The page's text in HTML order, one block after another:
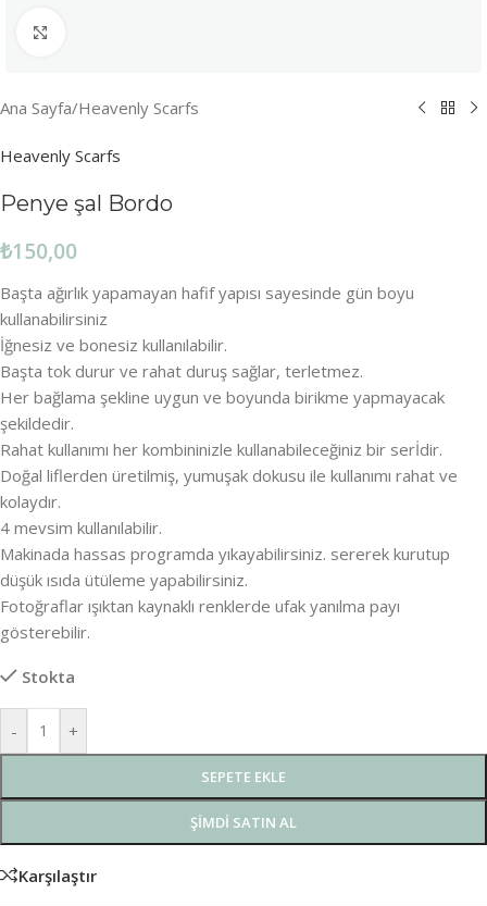
Ana Sayfa/Heavenly Scarfs
Heavenly Scarfs
Penye şal Bordo
₺150,00
Başta ağırlık yapamayan hafif yapısı sayesinde gün boyu
kullanabilirsiniz
İğnesiz ve bonesiz kullanılabilir.
Başta tok durur ve rahat duruş sağlar, terletmez.
Her bağlama şekline uygun ve boyunda birikme yapmayacak
şekildedir.
Rahat kullanımı her kombininizle kullanabileceğiniz bir serİdir.
Doğal liflerden üretilmiş, yumuşak dokusu ile kullanımı rahat ve
kolaydır.
4 mevsim kullanılabilir.
Makinada hassas programda yıkayabilirsiniz. sererek kurutup
düşük ısıda ütüleme yapabilirsiniz.
Fotoğraflar ışıktan kaynaklı renklerde ufak yanılma payı
gösterebilir.
Stokta
- +
SEPETE EKLE
ŞIMDI SATIN AL
Karşılaştır